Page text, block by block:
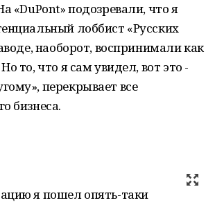
«DuPont» подозревали, что я
лоббист «Русских
наоборот, воспринимали как
то, что я сам увидел, вот это -
перекрывает все
бизнеса.
я пошел опять-таки